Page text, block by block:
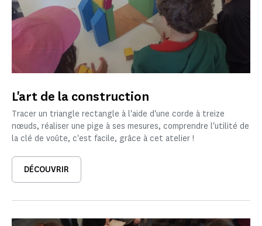
L'art de la construction
Tracer un triangle rectangle à l'aide d'une corde à treize
nœuds, réaliser une pige à ses mesures, comprendre l'utilité de
la clé de voûte, c'est facile, grâce à cet atelier !
DÉCOUVRIR